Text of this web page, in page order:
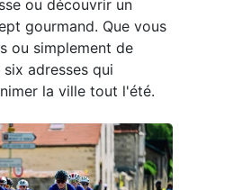
ou découvrir un
gourmand. Que vous
ou simplement de
adresses qui
la ville tout l'été.